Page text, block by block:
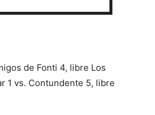
de Fonti 4, libre Los
1 vs. Contundente 5, libre